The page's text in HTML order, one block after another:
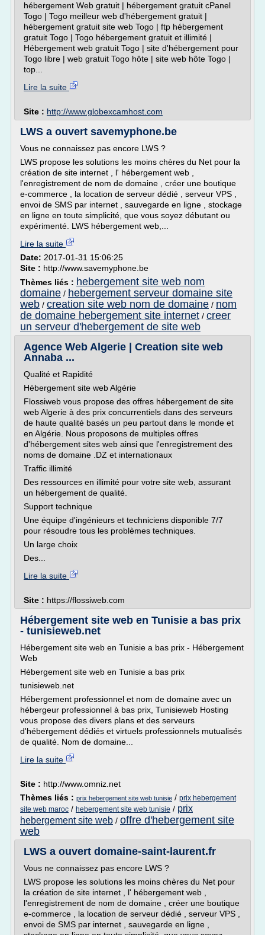
hébergement Web gratuit | hébergement gratuit cPanel
Togo | Togo meilleur web d'hébergement gratuit |
hébergement gratuit site web Togo | ftp hébergement
gratuit Togo | Togo hébergement gratuit et illimité |
Hébergement web gratuit Togo | site d'hébergement pour
Togo libre | web gratuit Togo hôte | site web hôte Togo |
top...
Lire la suite
Site : http://www.globexcamhost.com
LWS a ouvert savemyphone.be
Vous ne connaissez pas encore LWS ?
LWS propose les solutions les moins chères du Net pour la
création de site internet , l' hébergement web ,
l'enregistrement de nom de domaine , créer une boutique
e-commerce , la location de serveur dédié , serveur VPS ,
envoi de SMS par internet , sauvegarde en ligne , stockage
en ligne en toute simplicité, que vous soyez débutant ou
expérimenté. LWS hébergement web,...
Lire la suite
Date: 2017-01-31 15:06:25
Site : http://www.savemyphone.be
Thèmes liés : hebergement site web nom
domaine / hebergement serveur domaine site
web / creation site web nom de domaine / nom
de domaine hebergement site internet / creer
un serveur d'hebergement de site web
Agence Web Algerie | Creation site web
Annaba ...
Qualité et Rapidité
Hébergement site web Algérie
Flossiweb vous propose des offres hébergement de site
web Algerie à des prix concurrentiels dans des serveurs
de haute qualité basés un peu partout dans le monde et
en Algérie. Nous proposons de multiples offres
d'hébergement sites web ainsi que l'enregistrement des
noms de domaine .DZ et internationaux
Traffic illimité
Des ressources en illimité pour votre site web, assurant
un hébergement de qualité.
Support technique
Une équipe d'ingénieurs et techniciens disponible 7/7
pour résoudre tous les problèmes techniques.
Un large choix
Des...
Lire la suite
Site : https://flossiweb.com
Hébergement site web en Tunisie a bas prix
- tunisieweb.net
Hébergement site web en Tunisie a bas prix - Hébergement
Web
Hébergement site web en Tunisie a bas prix
tunisieweb.net
Hébergement professionnel et nom de domaine avec un
hébergeur professionnel à bas prix, Tunisieweb Hosting
vous propose des divers plans et des serveurs
d'hébergement dédiés et virtuels professionnels mutualisés
de qualité. Nom de domaine...
Lire la suite
Site : http://www.omniz.net
Thèmes liés : prix hebergement site web tunisie / prix hebergement
site web maroc / hebergement site web tunisie / prix
hebergement site web / offre d'hebergement site
web
LWS a ouvert domaine-saint-laurent.fr
Vous ne connaissez pas encore LWS ?
LWS propose les solutions les moins chères du Net pour
la création de site internet , l' hébergement web ,
l'enregistrement de nom de domaine , créer une boutique
e-commerce , la location de serveur dédié , serveur VPS ,
envoi de SMS par internet , sauvegarde en ligne ,